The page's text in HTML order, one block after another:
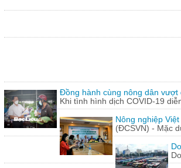
Đồng hành cùng nông dân vượt
Khi tình hình dịch COVID-19
Nông nghiệp
(ĐCSVN) - Mặc